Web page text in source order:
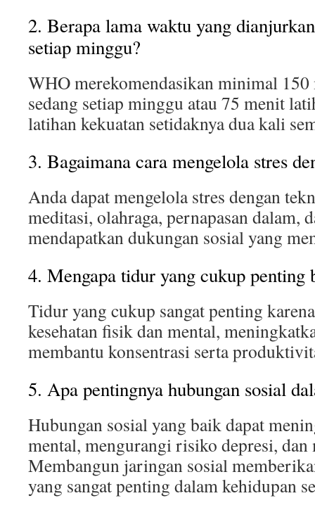
2. Berapa lama waktu yang
setiap minggu?
WHO merekomendasikan minimal
sedang setiap minggu atau 75 menit
latihan kekuatan setidaknya dua kali
3. Bagaimana cara mengelola stres
Anda dapat mengelola stres dengan
meditasi, olahraga, pernapasan dalam,
mendapatkan dukungan sosial yang
4. Mengapa tidur yang cukup penting
Tidur yang cukup sangat penting
kesehatan fisik dan mental,
membantu konsentrasi serta
5. Apa pentingnya hubungan sosial
Hubungan sosial yang baik dapat
mental, mengurangi risiko depresi,
Membangun jaringan sosial
yang sangat penting dalam kehidupan